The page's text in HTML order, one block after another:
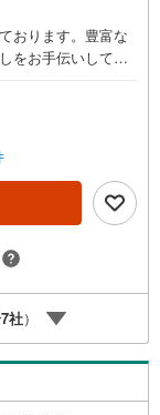
おります。豊富な
をお手伝いしてお
理のない住宅ロー
概算も行っており
イスをさせて頂き
7社）